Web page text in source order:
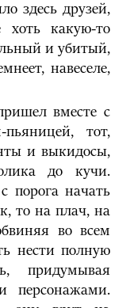
здесь друзей,
какую-то
и убитый,
навеселе,
вместе с
тот,
и выкидосы,
до кучи.
порога начать
то на плач, на
во всем
нести полную
придумывая
персонажами.